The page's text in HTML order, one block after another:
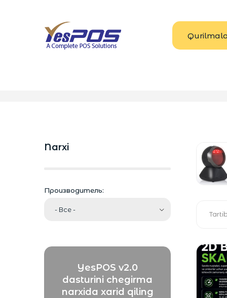
Narxi
Производитель:
YesPOS v2.0
dasturini chegirma
narxida xarid qiling